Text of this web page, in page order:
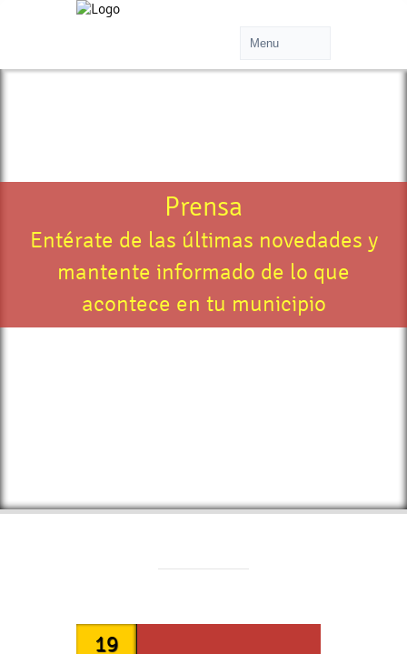
Prensa
Entérate de las últimas novedades y
mantente informado de lo que
acontece en tu municipio
19